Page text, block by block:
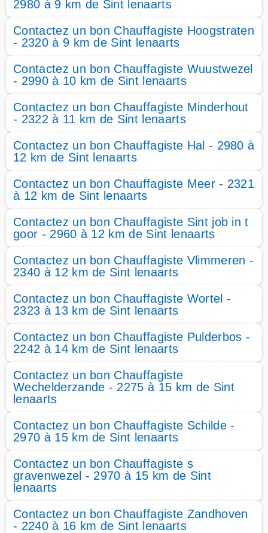
2980 à 9 km de Sint lenaarts
Contactez un bon Chauffagiste Hoogstraten
- 2320 à 9 km de Sint lenaarts
Contactez un bon Chauffagiste Wuustwezel
- 2990 à 10 km de Sint lenaarts
Contactez un bon Chauffagiste Minderhout
- 2322 à 11 km de Sint lenaarts
Contactez un bon Chauffagiste Hal - 2980 à
12 km de Sint lenaarts
Contactez un bon Chauffagiste Meer - 2321
à 12 km de Sint lenaarts
Contactez un bon Chauffagiste Sint job in t
goor - 2960 à 12 km de Sint lenaarts
Contactez un bon Chauffagiste Vlimmeren -
2340 à 12 km de Sint lenaarts
Contactez un bon Chauffagiste Wortel -
2323 à 13 km de Sint lenaarts
Contactez un bon Chauffagiste Pulderbos -
2242 à 14 km de Sint lenaarts
Contactez un bon Chauffagiste
Wechelderzande - 2275 à 15 km de Sint
lenaarts
Contactez un bon Chauffagiste Schilde -
2970 à 15 km de Sint lenaarts
Contactez un bon Chauffagiste s
gravenwezel - 2970 à 15 km de Sint
lenaarts
Contactez un bon Chauffagiste Zandhoven
- 2240 à 16 km de Sint lenaarts